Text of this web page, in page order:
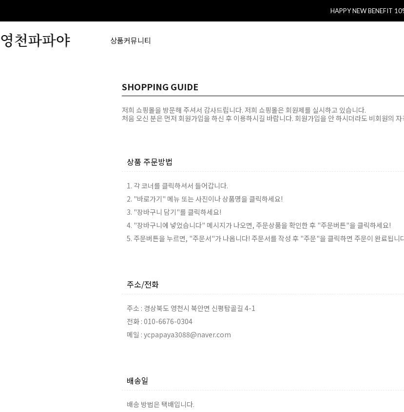
HAPPY NEW BENEFIT
상품커뮤니티
SHOPPING GUIDE
저희 쇼핑몰을 방문해 주셔서 감사드립니다. 저희 쇼핑몰은 회원제를 실시하고 있습니다.
처음 오신 분은 먼저 회원가입을 하신 후 이용하시길 바랍니다. 회원가입을 안 하시더라도 비회원의
상품 주문방법
1. 각 코너를 클릭하셔서 들어갑니다.
2. "바로가기" 메뉴 또는 사진이나 상품명을 클릭하세요!
3. "장바구니 담기"를 클릭하세요!
4. "장바구니에 넣었습니다" 메시지가 나오면, 주문상품을 확인한 후 "주문버튼"을 클릭하세요!
5. 주문버튼을 누르면, "주문서"가 나옵니다! 주문서를 작성 후 "주문"을 클릭하면 주문이 완료됩니
주소/전화
주소 : 경상북도 영천시 북안면 신평탑골길 4-1
전화 : 010-6676-0304
메일 : ycpapaya3088@naver.com
배송일
배송 방법은 택배입니다.